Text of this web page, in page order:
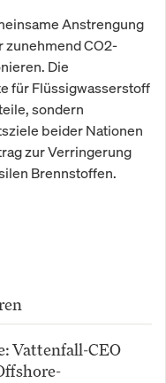
Anstrengung
zunehmend CO2-
Die
für Flüssigwasserstoff
sondern
beider Nationen
zur Verringerung
Brennstoffen.
Vattenfall-CEO